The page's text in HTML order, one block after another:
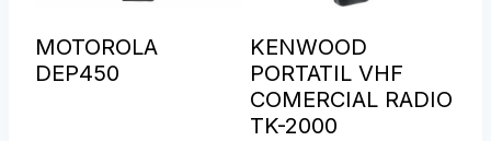
MOTOROLA
DEP450
KENWOOD
PORTATIL VHF
COMERCIAL RADIO
TK-2000